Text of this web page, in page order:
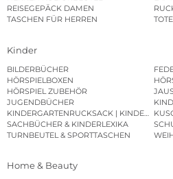
REISEGEPÄCK DAMEN
TASCHEN FÜR HERREN
Kinder
BILDERBÜCHER
HÖRSPIELBOXEN
HÖRSPIEL ZUBEHÖR
JUGENDBÜCHER
KINDERGARTENRUCKSACK |
SACHBÜCHER & KINDERLEXIKA
TURNBEUTEL & SPORTTASCHEN
Home & Beauty